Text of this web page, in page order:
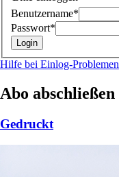
Benutzername*
Passwort*
Hilfe bei Einlog-Problemen
Abo abschließen
Gedruckt